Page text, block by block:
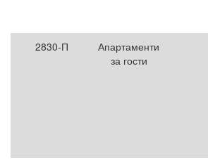
2830-П
Апартаменти
за гости